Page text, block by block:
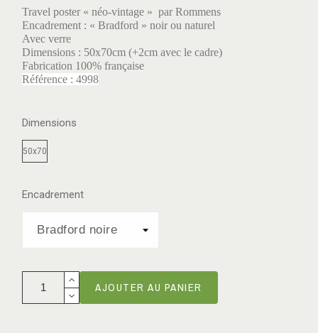
Travel poster « néo-vintage » par Rommens
Encadrement : « Bradford » noir ou naturel
Avec verre
Dimensions : 50x70cm (+2cm avec le cadre)
Fabrication 100% française
Référence : 4998
Dimensions
50x70
Encadrement
AJOUTER AU PANIER